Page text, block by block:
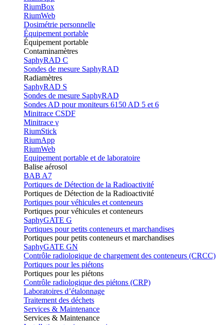
RiumBox
RiumWeb
Dosimétrie personnelle
Équipement portable
Équipement portable
Contaminamètres
SaphyRAD C
Sondes de mesure SaphyRAD
Radiamètres
SaphyRAD S
Sondes de mesure SaphyRAD
Sondes AD pour moniteurs 6150 AD 5 et 6
Minitrace CSDF
Minitrace γ
RiumStick
RiumApp
RiumWeb
Equipement portable et de laboratoire
Balise aérosol
BAB A7
Portiques de Détection de la Radioactivité
Portiques de Détection de la Radioactivité
Portiques pour véhicules et conteneurs
Portiques pour véhicules et conteneurs
SaphyGATE G
Portiques pour petits conteneurs et marchandises
Portiques pour petits conteneurs et marchandises
SaphyGATE GN
Contrôle radiologique de chargement des conteneurs (CRCC)
Portiques pour les piétons
Portiques pour les piétons
Contrôle radiologique des piétons (CRP)
Laboratoires d’étalonnage
Traitement des déchets
Services & Maintenance
Services & Maintenance